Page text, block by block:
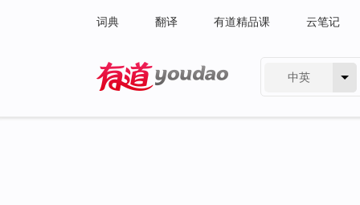
词典 翻译 有道精品课 云笔记
中英